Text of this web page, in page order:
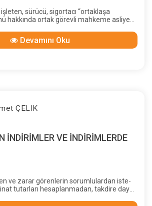
sürücü, sigortacı “ortaklaşa
hakkında ortak görevli mahkeme asliye
Devamını Oku
ÇELIK
İNDİRİMLER VE İNDİRİMLERDE
ve zarar görenlerin sorumlulardan iste-
tutarları hesaplanmadan, takdire dayalı